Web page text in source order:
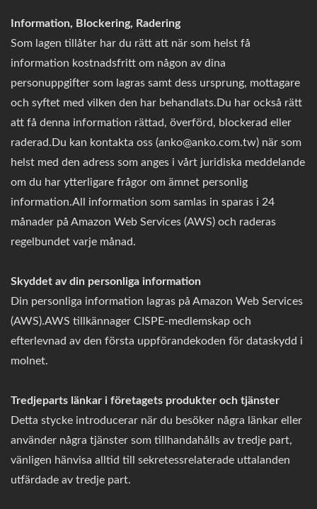
Information, Blockering, Radering
Som lagen tillåter har du rätt att när som helst få
information kostnadsfritt om någon av dina
personuppgifter som lagras samt dess ursprung, mottagare
och syftet med vilken den har behandlats.Du har också rätt
att få denna information rättad, överförd, blockerad eller
raderad.Du kan kontakta oss (anko@anko.com.tw) när som
helst med den adress som anges i vårt juridiska meddelande
om du har ytterligare frågor om ämnet personlig
information.All information som samlas in sparas i 24
månader på Amazon Web Services (AWS) och raderas
regelbundet varje månad.
Skyddet av din personliga information
Din personliga information lagras på Amazon Web Services
(AWS).AWS tillkännager CISPE-medlemskap och
efterlevnad av den första uppförandekoden för dataskydd i
molnet.
Tredjeparts länkar i företagets produkter och tjänster
Detta stycke introducerar när du besöker några länkar eller
använder några tjänster som tillhandahålls av tredje part,
vänligen hänvisa alltid till sekretessrelaterade uttalanden
utfärdade av tredje part.